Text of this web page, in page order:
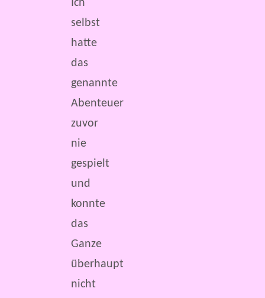
Ich
selbst
hatte
das
genannte
Abenteuer
zuvor
nie
gespielt
und
konnte
das
Ganze
überhaupt
nicht